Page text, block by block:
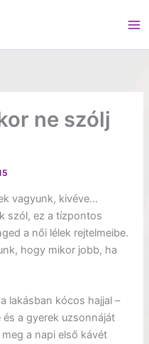
ne szólj
vagyunk, kivéve…
szól, ez a tízpontos
a női lélek rejtelmeibe.
hogy mikor jobb, ha
lakásban kócos hajjal –
a gyerek uzsonnáját
a napi első kávét